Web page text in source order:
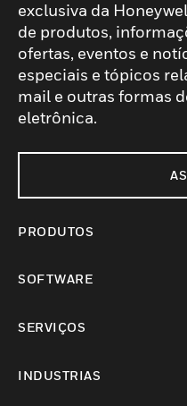
exclusiva da
de produtos,
ofertas, eventos e
especiais e tópicos
mail e outras formas
eletrônica.
PRODUTOS
SOFTWARE
SERVIÇOS
INDUSTRIAS